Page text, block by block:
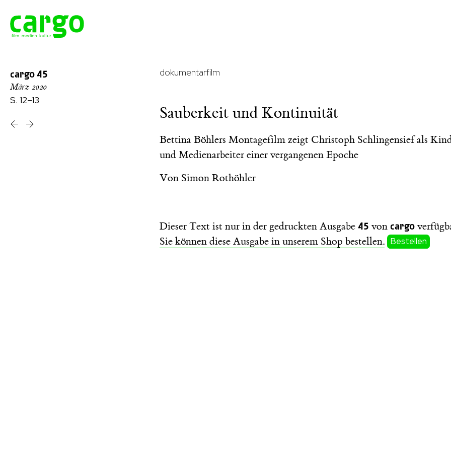
cargo45
März 2020
S. 12–13
dokumentarfilm
Sauberkeit und Kontinuität
Bettina Böhlers Montagefilm zeigt Christoph Schlingensief als
und Medienarbeiter einer vergangenen Epoche
Von Simon Rothöhler
Dieser Text ist nur in der gedruckten Ausgabe 45 von cargo
Sie können diese Ausgabe in unserem Shop bestellen. Bestellen